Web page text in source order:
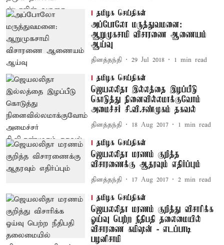
தமிழக செய்திகள்
அப்போலோ மருத்துவமனை:
ஆறுமுகசாமி விசாரணை ஆணையம்
ஆய்வு
தினத்தந்தி 29 Jul 2018 1 min read
தமிழக செய்திகள்
ஜெயலலிதா இல்லத்தை இழப்பீடு
கொடுத்து நினைவில்லமாக்குவோம்
அமைச்சர் சி.வி.சண்முகம் தகவல்
தினத்தந்தி 18 Aug 2017 1 min read
தமிழக செய்திகள்
ஜெயலலிதா மரணம் குறித்த
விசாரணைக்கு ஆதரவும் எதிர்ப்பும்
தினத்தந்தி 17 Aug 2017 2 min read
தமிழக செய்திகள்
ஜெயலலிதா மரணம் குறித்து விசாரிக்க
ஓய்வு பெற்ற நீதிபதி தலைமையில்
விசாரணை கமிஷன் - எடப்பாடி
பழனிசாமி